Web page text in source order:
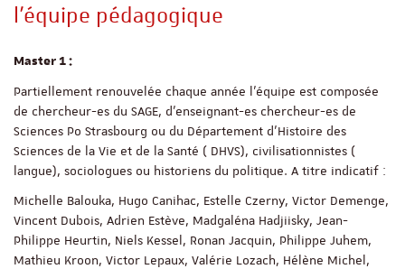
l'équipe pédagogique
Master 1 :
Partiellement renouvelée chaque année l’équipe est composée
de chercheur-es du SAGE, d’enseignant-es chercheur-es de
Sciences Po Strasbourg ou du Département d’Histoire des
Sciences de la Vie et de la Santé ( DHVS), civilisationnistes (
langue), sociologues ou historiens du politique. A titre indicatif :
Michelle Balouka, Hugo Canihac, Estelle Czerny, Victor Demenge,
Vincent Dubois, Adrien Estève, Madgaléna Hadjiisky, Jean-
Philippe Heurtin, Niels Kessel, Ronan Jacquin, Philippe Juhem,
Mathieu Kroon, Victor Lepaux, Valérie Lozach, Hélène Michel,